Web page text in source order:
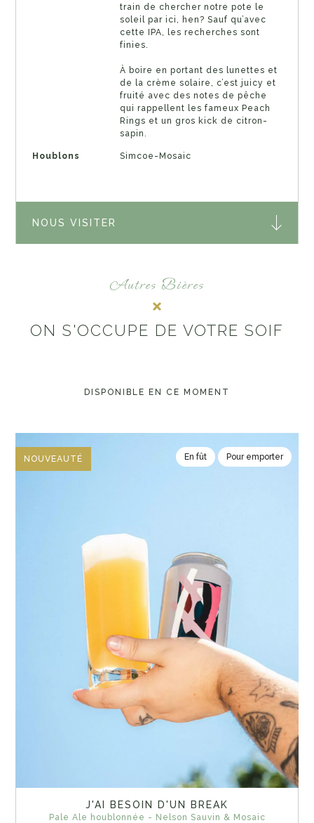
train de chercher notre pote le
soleil par ici, hen? Sauf qu’avec
cette IPA, les recherches sont
finies.
À boire en portant des lunettes et
de la crème solaire, c’est juicy et
fruité avec des notes de pêche
qui rappellent les fameux Peach
Rings et un gros kick de citron-
sapin.
Houblons Simcoe-Mosaic
NOUS VISITER
Autres Bières
ON S'OCCUPE DE VOTRE SOIF
DISPONIBLE EN CE MOMENT
NOUVEAUTÉ En fût Pour emporter
J'AI BESOIN D'UN BREAK
Pale Ale houblonnée - Nelson Sauvin & Mosaic